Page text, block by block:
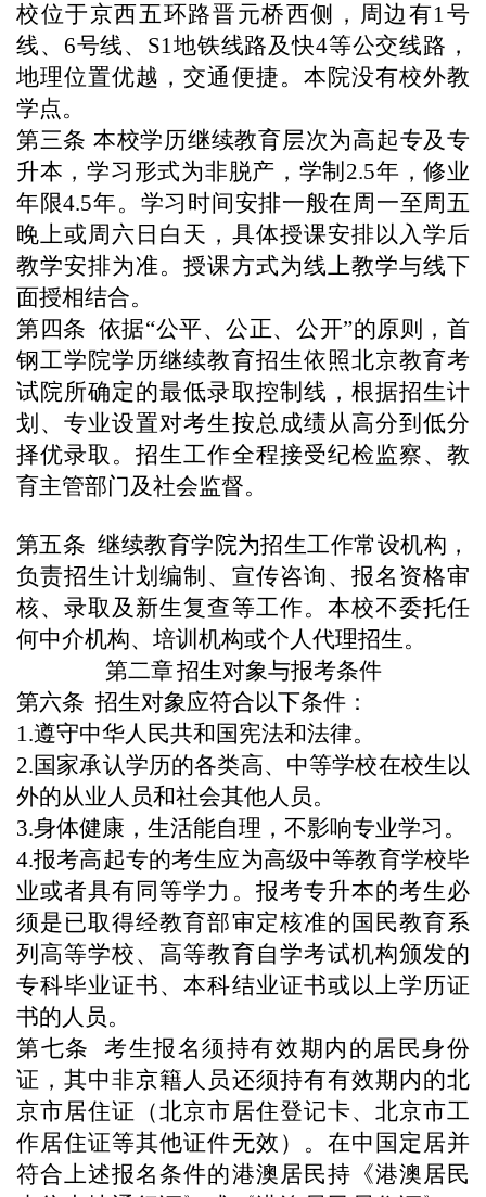
校位于京西五环路晋元桥西侧，周边有1号
线、 6号线、 S1地铁线路及快4等公交线路，
地理位置优越，交通便捷。 本院没有校外教
学点。
第三条 本校学历继续教育层次为高起专及专
升本，学习形式为非脱产，学制2.5年，修业
年限4.5年。学习时间安排一般在周一至周五
晚上或周六日白天，具体授课安排以入学后
教学安排为准。授课方式为线上教学与线下
面授相结合。
第四条 依据“公平、公正、公开”的原则，首
钢工学院学历继续教育招生依照北京教育考
试院所确定的最低录取控制线，根据招生计
划、专业设置对考生按总成绩从高分到低分
择优录取。招生工作全程接受纪检监察、教
育主管部门及社会监督。
第五条 继续教育学院为招生工作常设机构，
负责招生计划编制、宣传咨询、报名资格审
核、录取及新生复查等工作。本校不委托任
何中介机构、培训机构或个人代理招生。
第二章招生对象与报考条件
第六条 招生对象应符合以下条件：
1.遵守中华人民共和国宪法和法律。
2.国家承认学历的各类高、中等学校在校生 以
外的从业人员和社会其他人员。
3.身体健康，生活能自理，不影响专业学习。
4.报考高起专的考生应为高级中等教育学校毕
业或者具有同等学力。报考专升本的考生必
须是已取得经教育部审定核准的国民教育系
列高等学校、高等教育自学考试机构颁发的
专科毕业证书、本科结业证书或以上学历证
书的人员。
第七条
考生报名须持有效期内的居民身份
证，其中非京籍人员还须持有有效期内的北
京市居住证（北京市居住登记卡、北京市工
作居住证等其他证件无效）。在中国定居并
符合上述报名条件的港澳居民持《港澳居民